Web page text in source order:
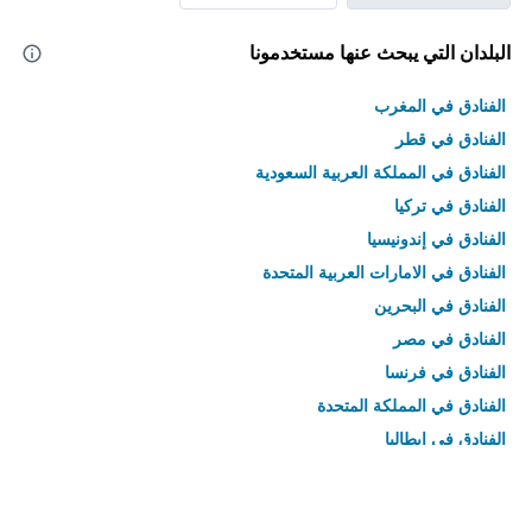
البلدان التي يبحث عنها مستخدمونا
الفنادق في المغرب
الفنادق في قطر
الفنادق في المملكة العربية السعودية
الفنادق في تركيا
الفنادق في إندونيسيا
الفنادق في الامارات العربية المتحدة
الفنادق في البحرين
الفنادق في مصر
الفنادق في فرنسا
الفنادق في المملكة المتحدة
الفنادق في إيطاليا